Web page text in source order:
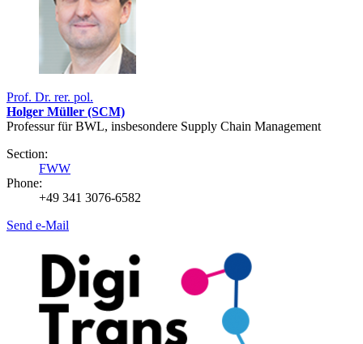
Prof. Dr. rer. pol.
Holger Müller (SCM)
Professur für BWL, insbesondere Supply Chain Management
Section:
FWW
Phone:
+49 341 3076-6582
Send e-Mail